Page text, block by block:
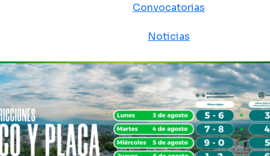
Convocatorias
Noticias